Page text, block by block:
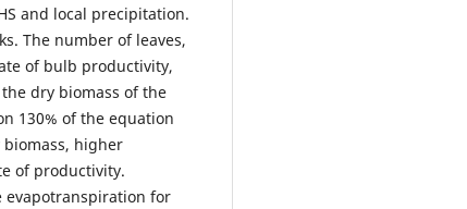
and local precipitation.
The number of leaves,
of bulb productivity,
dry biomass of the
130% of the equation
higher
of productivity.
evapotranspiration for